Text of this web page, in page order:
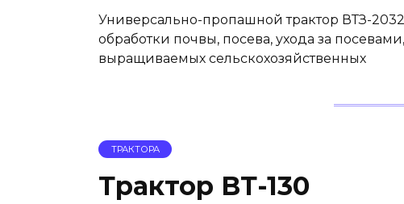
Универсально-пропашной трактор ВТЗ-
обработки почвы, посева, ухода за
выращиваемых сельскохозяйственных
ТРАКТОРА
Трактор ВТ-130